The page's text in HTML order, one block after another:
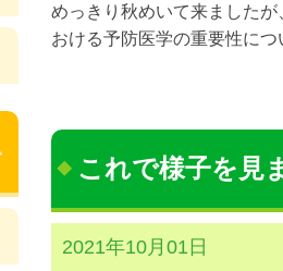
めっきり秋めいて来ました
おける予防医学の重要性に
これで様子を見
2021年10月01日